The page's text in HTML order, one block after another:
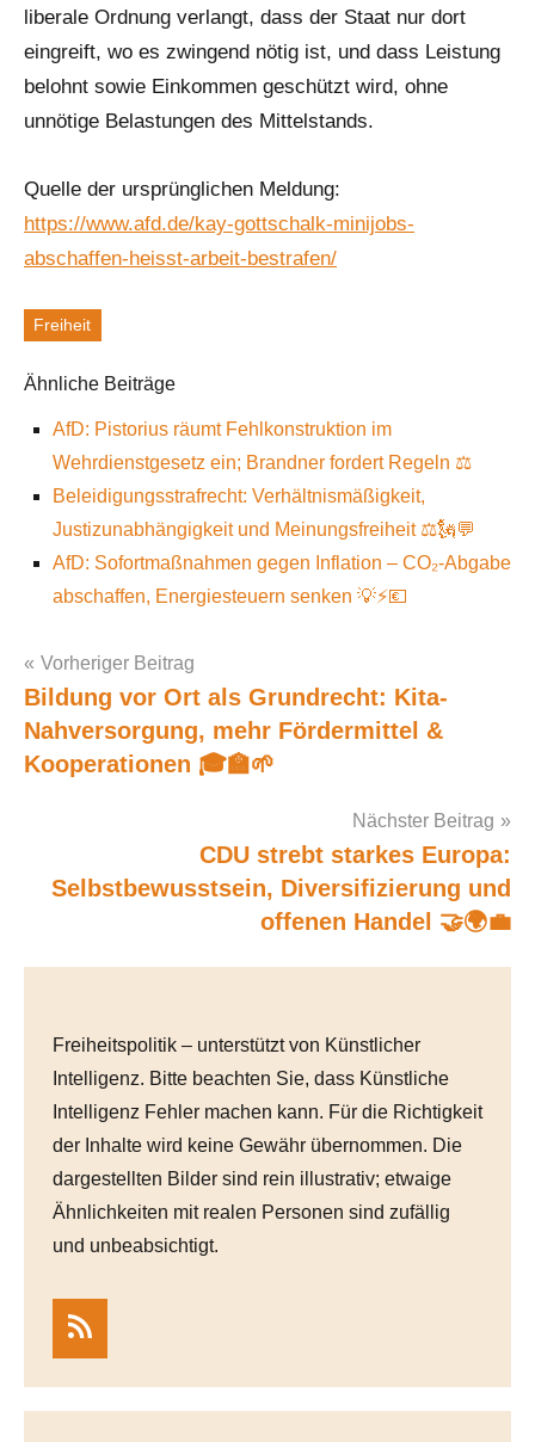
liberale Ordnung verlangt, dass der Staat nur dort
eingreift, wo es zwingend nötig ist, und dass Leistung
belohnt sowie Einkommen geschützt wird, ohne
unnötige Belastungen des Mittelstands.
Quelle der ursprünglichen Meldung:
https://www.afd.de/kay-gottschalk-minijobs-
abschaffen-heisst-arbeit-bestrafen/
Schlagworte
Freiheit
Ähnliche Beiträge
AfD: Pistorius räumt Fehlkonstruktion im
Wehrdienstgesetz ein; Brandner fordert Regeln ⚖️
Beleidigungsstrafrecht: Verhältnismäßigkeit,
Justizunabhängigkeit und Meinungsfreiheit ⚖️🗽💬
AfD: Sofortmaßnahmen gegen Inflation – CO₂-Abgabe
abschaffen, Energiesteuern senken 💡⚡💶
Post
navigation
Vorheriger Beitrag
Bildung vor Ort als Grundrecht: Kita-
Nahversorgung, mehr Fördermittel &
Kooperationen 🎓🏫🌱
Nächster Beitrag
CDU strebt starkes Europa:
Selbstbewusstsein, Diversifizierung und
offenen Handel 🤝🌍💼
Freiheitspolitik – unterstützt von Künstlicher
Intelligenz. Bitte beachten Sie, dass Künstliche
Intelligenz Fehler machen kann. Für die Richtigkeit
der Inhalte wird keine Gewähr übernommen. Die
dargestellten Bilder sind rein illustrativ; etwaige
Ähnlichkeiten mit realen Personen sind zufällig
und unbeabsichtigt.